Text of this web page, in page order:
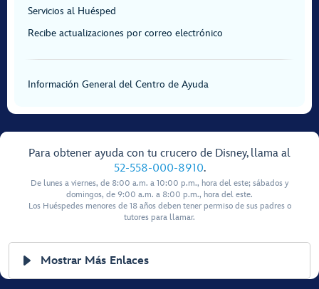
Servicios al Huésped
Recibe actualizaciones por correo electrónico
Información General del Centro de Ayuda
Para obtener ayuda con tu crucero de Disney, llama al
52-558-000-8910.
De lunes a viernes, de 8:00 a.m. a 10:00 p.m., hora del este; sábados y
domingos, de 9:00 a.m. a 8:00 p.m., hora del este.
Los Huéspedes menores de 18 años deben tener permiso de sus padres o
tutores para llamar.
Mostrar Más Enlaces